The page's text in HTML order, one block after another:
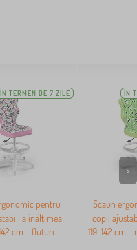
ÎN TERMEN DE 7 ZILE
pentru
la înălțimea
cm - fluturi
ÎN
Scaun
copii
119-142 cm
>